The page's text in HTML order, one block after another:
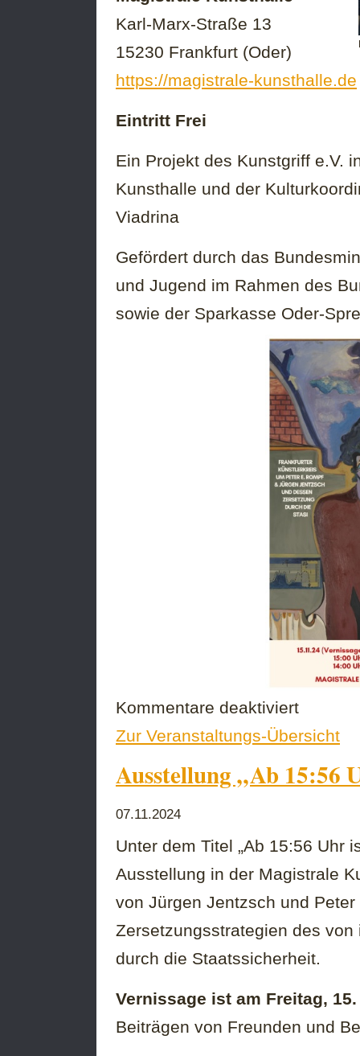
Karl-Marx-Straße 13
15230 Frankfurt (Oder)
https://magistrale-kunsthalle.de
Eintritt Frei
Ein Projekt des Kunstgriff e.V.
Kunsthalle und der
Viadrina
Gefördert durch das
und Jugend im Rahmen des
sowie der Sparkasse Oder-
Kommentare deaktiviertFinissage
mit
dem
ProLaTio
Zur Veranstaltungs-Übersicht
Ausstellung „Ab 15:56
07.11.2024
Unter dem Titel „Ab 15:56 Uhr
Ausstellung in der Magistrale
von Jürgen Jentzsch und
Zersetzungsstrategien des
durch die Staatssicherheit.
Vernissage ist am Freitag,
Beiträgen von Freunden und